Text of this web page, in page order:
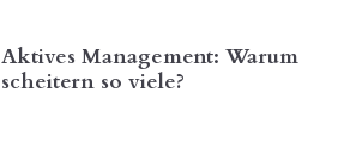
Aktives Management: Warum
scheitern so viele?